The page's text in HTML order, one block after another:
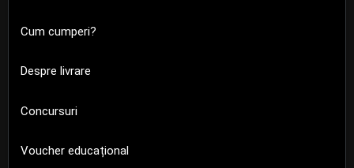
Cum cumperi?
Despre livrare
Concursuri
Voucher educațional